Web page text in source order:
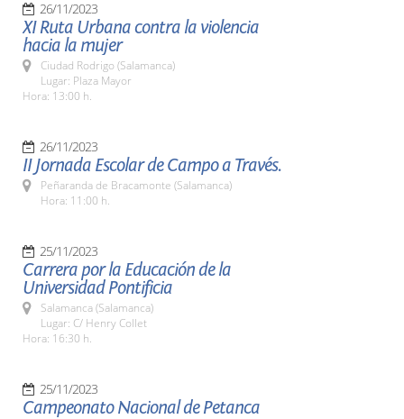
26/11/2023
XI Ruta Urbana contra la violencia
hacia la mujer
Ciudad Rodrigo (Salamanca)
Lugar: Plaza Mayor
Hora: 13:00 h.
26/11/2023
II Jornada Escolar de Campo a Través.
Peñaranda de Bracamonte (Salamanca)
Hora: 11:00 h.
25/11/2023
Carrera por la Educación de la
Universidad Pontificia
Salamanca (Salamanca)
Lugar: C/ Henry Collet
Hora: 16:30 h.
25/11/2023
Campeonato Nacional de Petanca